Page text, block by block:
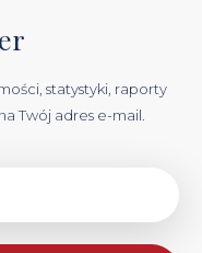
statystyki, raporty
Twój adres e-mail.